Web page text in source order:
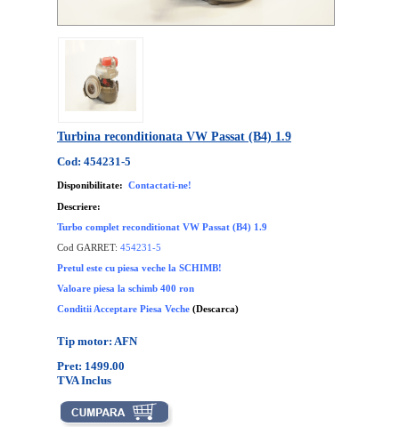
Turbina reconditionata VW Passat (B4) 1.9
Cod: 454231-5
Disponibilitate: Contactati-ne!
Descriere:
Turbo complet reconditionat VW Passat (B4) 1.9
Cod GARRET: 454231-5
Pretul este cu piesa veche la SCHIMB!
Valoare piesa la schimb 400 ron
Conditii Acceptare Piesa Veche (Descarca)
Tip motor: AFN
Pret: 1499.00
TVA Inclus